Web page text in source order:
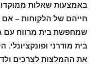
באמצעות שאלות
חייהם של הלקוחות –
שמחפשת בית מרווח עם
בית מודרני
את ההמלצות לצרכים